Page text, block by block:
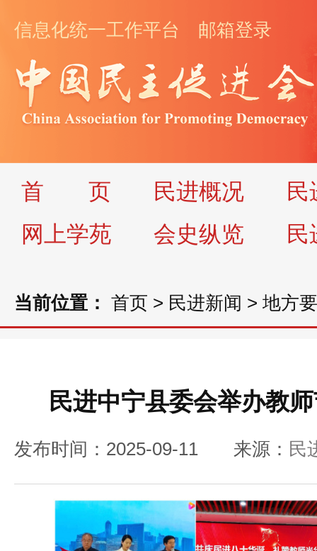
信息化统一工作平台 邮箱登录
首 页 民进概况
民
网上学苑
会史纵览 民
当前位置： 首页 > 民进新闻 > 地方
民进中宁县委会举办教
发布时间：2025-09-11 来源： 民